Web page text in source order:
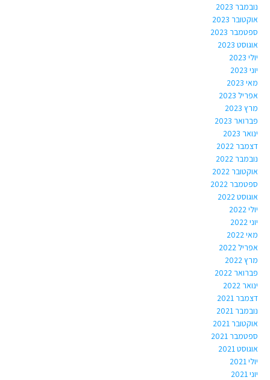
נובמבר 2023
אוקטובר 2023
ספטמבר 2023
אוגוסט 2023
יולי 2023
יוני 2023
מאי 2023
אפריל 2023
מרץ 2023
פברואר 2023
ינואר 2023
דצמבר 2022
נובמבר 2022
אוקטובר 2022
ספטמבר 2022
אוגוסט 2022
יולי 2022
יוני 2022
מאי 2022
אפריל 2022
מרץ 2022
פברואר 2022
ינואר 2022
דצמבר 2021
נובמבר 2021
אוקטובר 2021
ספטמבר 2021
אוגוסט 2021
יולי 2021
יוני 2021